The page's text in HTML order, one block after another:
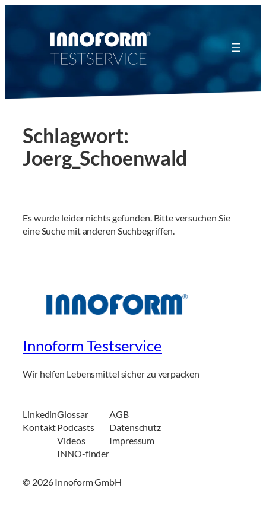
Schlagwort:
Joerg_Schoenwald
Es wurde leider nichts gefunden. Bitte versuchen Sie
eine Suche mit anderen Suchbegriffen.
Innoform Testservice
Wir helfen Lebensmittel sicher zu verpacken
Linkedin
Kontakt
Glossar
Podcasts
Videos
INNO-finder
AGB
Datenschutz
Impressum
© 2026 Innoform GmbH